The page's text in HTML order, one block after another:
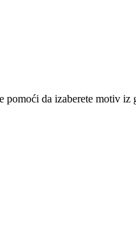
da izaberete motiv iz